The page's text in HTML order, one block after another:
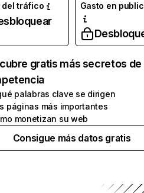
del tráfico Gasto en
gratis más secretos de
palabras clave se dirigen
páginas más importantes
monetizan su web
Consigue más datos gratis